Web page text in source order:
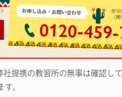
お申し込み・お問い合わせ 年中
（
0120-
提携の教習所の無事は確認し
。